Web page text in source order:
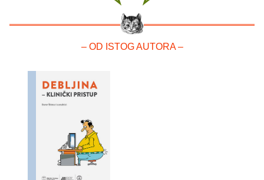
– OD ISTOG AUTORA –